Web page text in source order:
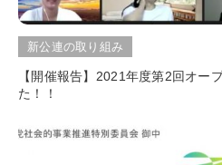
新公連の取り組み
【開催報告】2021年度第2回オー
た！！